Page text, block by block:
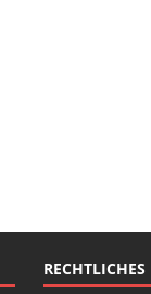
RECHTLICHES